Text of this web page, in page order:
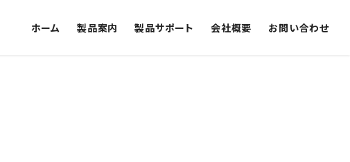
ホーム 製品案内 製品サポート 会社概要 お問い合わせ